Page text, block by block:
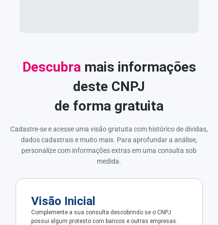
Descubramais informações
deste CNPJ
de forma gratuita
Cadastre-se e acesse uma visão gratuita com histórico de dívidas,
dados cadastrais e muito mais. Para aprofundar a análise,
personalize com informações extras em uma consulta sob
medida.
Visão Inicial
Complemente a sua consulta descobrindo se o CNPJ
possui algum protesto com bancos e outras empresas.